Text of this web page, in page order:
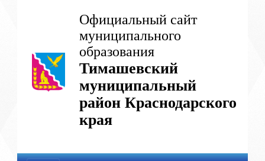
Официальный сайт
муниципального
образования
Тимашевский
муниципальный
район Краснодарского
края